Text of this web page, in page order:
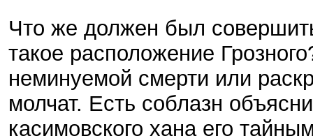
Что же должен был
такое расположение
неминуемой смерти или
молчат. Есть соблазн
касимовского хана его